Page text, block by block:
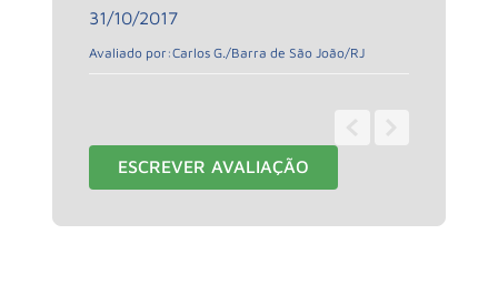
31/10/2017
Avaliado por:Carlos G./Barra de São João/RJ
ESCREVER AVALIAÇÃO